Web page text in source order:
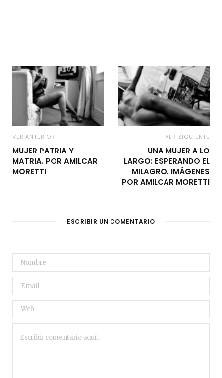
VER ANTERIOR
MUJER PATRIA Y
MATRIA. POR AMILCAR
MORETTI
VER SIGUIENTE
UNA MUJER A LO
LARGO: ESPERANDO EL
MILAGRO. IMÁGENES
POR AMILCAR MORETTI
ESCRIBIR UN COMENTARIO